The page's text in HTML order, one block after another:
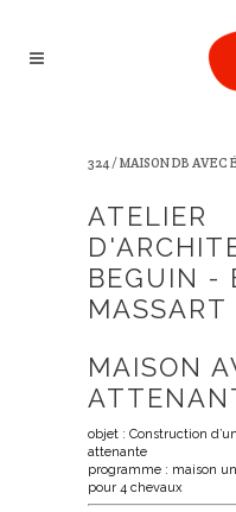
324 / MAISON DB AVEC
ATELIER
BEGUIN -
MASSART
MAISON
objet : Construction
attenante
programme : maison
pour 4 chevaux